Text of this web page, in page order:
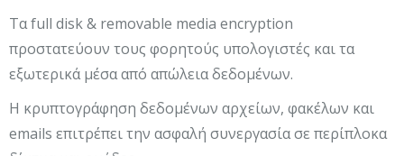
Τα full disk & removable media encryption
προστατεύουν τους φορητούς υπολογιστές και τα
εξωτερικά μέσα από απώλεια δεδομένων.
Η κρυπτογράφηση δεδομένων αρχείων, φακέλων και
emails επιτρέπει την ασφαλή συνεργασία σε περίπλοκα